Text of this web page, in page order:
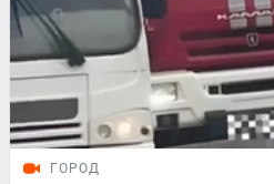
ГОРОД